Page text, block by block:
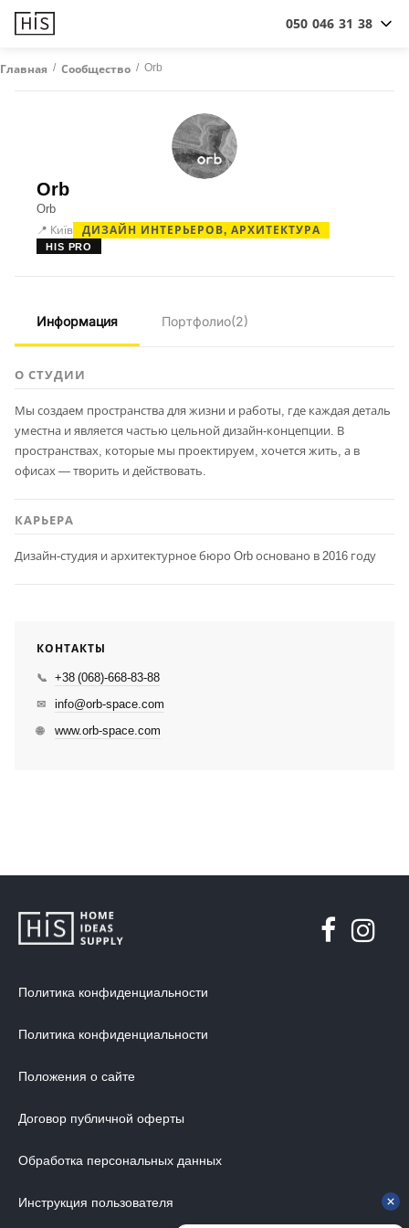
050 046 31 38
Главная / Сообщество / Orb
Orb
Orb
📍 Київ ДИЗАЙН ИНТЕРЬЕРОВ, АРХИТЕКТУРА
HIS PRO
Информация Портфолио(2)
О СТУДИИ
Мы создаем пространства для жизни и работы, где каждая деталь
уместна и является частью цельной дизайн-концепции. В
пространствах, которые мы проектируем, хочется жить, а в
офисах — творить и действовать.
КАРЬЕРА
Дизайн-студия и архитектурное бюро Orb основано в 2016 году
КОНТАКТЫ
📞 +38 (068)-668-83-88
✉ info@orb-space.com
🌐 www.orb-space.com
Политика конфиденциальности
Политика конфиденциальности
Положения о сайте
Договор публичной оферты
Обработка персональных данных
Инструкция пользователя